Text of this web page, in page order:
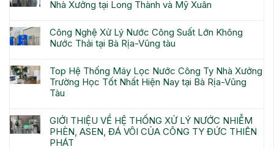
Nhà Xưởng tại Long Thành và Mỹ Xuân
Công Nghệ Xử Lý Nước Công Suất Lớn Không
Nước Thải tại Bà Rịa-Vũng tàu
Top Hệ Thống Máy Lọc Nước Công Ty Nhà Xưởng
Trường Học Tốt Nhất Hiện Nay tại Bà Rịa-Vũng
Tàu
GIỚI THIỆU VỀ HỆ THỐNG XỬ LÝ NƯỚC NHIỄM
PHÈN, ASEN, ĐÁ VÔI CỦA CÔNG TY ĐỨC THIÊN
PHÁT